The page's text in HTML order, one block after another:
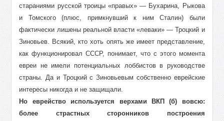
стараниями русской троицы «правых» — Бухарина, Рыкова
и Томского (плюс, примкнувший к ним Сталин) были
фактически лишены реальной власти «леваки» — Троцкий и
Зиновьев. Всякий, кто хоть опять же имеет представление,
как функционировал СССР, понимает, что с этого момента
евреи не имели потенциальных лоббистов в руководстве
страны. Да и Троцкий с Зиновьевым собственно еврейские
интересы никогда и не защищали.
Но еврейство используется верхами ВКП (б) вовсю:
более страстных сторонников построения